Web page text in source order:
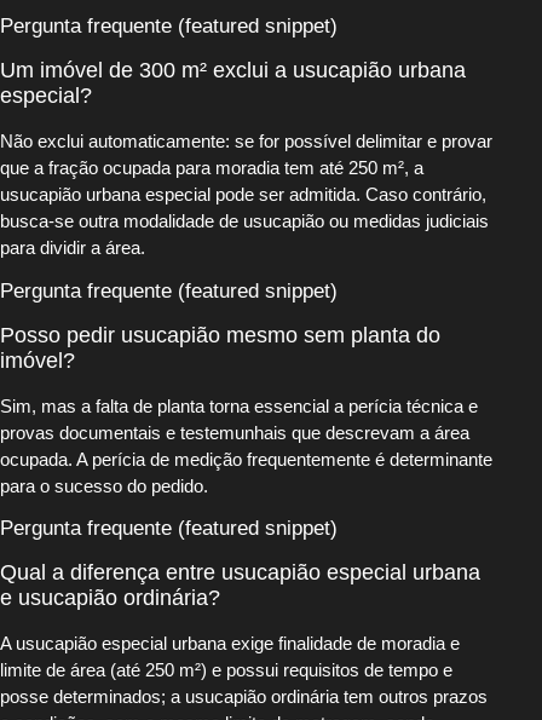
Pergunta frequente (featured snippet)
Um imóvel de 300 m² exclui a usucapião urbana
especial?
Não exclui automaticamente: se for possível delimitar e provar
que a fração ocupada para moradia tem até 250 m², a
usucapião urbana especial pode ser admitida. Caso contrário,
busca-se outra modalidade de usucapião ou medidas judiciais
para dividir a área.
Pergunta frequente (featured snippet)
Posso pedir usucapião mesmo sem planta do
imóvel?
Sim, mas a falta de planta torna essencial a perícia técnica e
provas documentais e testemunhais que descrevam a área
ocupada. A perícia de medição frequentemente é determinante
para o sucesso do pedido.
Pergunta frequente (featured snippet)
Qual a diferença entre usucapião especial urbana
e usucapião ordinária?
A usucapião especial urbana exige finalidade de moradia e
limite de área (até 250 m²) e possui requisitos de tempo e
posse determinados; a usucapião ordinária tem outros prazos